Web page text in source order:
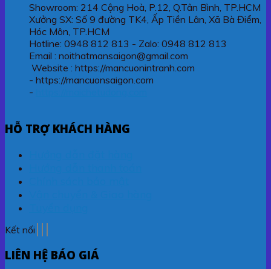
Showroom: 214 Cộng Hoà, P.12, Q.Tân Bình, TP.HCM
Xưởng SX: Số 9 đường TK4, Ấp Tiền Lân, Xã Bà Điểm,
Hóc Môn, TP.HCM
Hotline: 0948 812 813 - Zalo: 0948 812 813
Email : noithatmansaigon@gmail.com
Website : https://mancuonintranh.com
- https://mancuonsaigon.com
-
HỖ TRỢ KHÁCH HÀNG
Kết nối
LIÊN HỆ BÁO GIÁ